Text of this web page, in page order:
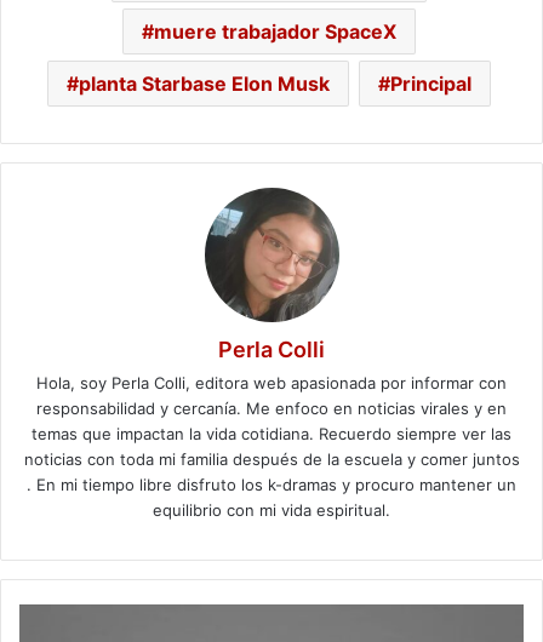
muere trabajador SpaceX
planta Starbase Elon Musk Principal
Perla Colli
Hola, soy Perla Colli, editora web apasionada por informar con
responsabilidad y cercanía. Me enfoco en noticias virales y en
temas que impactan la vida cotidiana. Recuerdo siempre ver las
noticias con toda mi familia después de la escuela y comer juntos
. En mi tiempo libre disfruto los k-dramas y procuro mantener un
equilibrio con mi vida espiritual.